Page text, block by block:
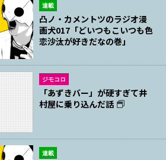
連載
凸ノ・カメントツのラジオ漫
画犬017「どいつもこいつも色
恋沙汰が好きだなの巻」
ジモコロ
「あずきバー」が硬すぎて井
村屋に乗り込んだ話
連載